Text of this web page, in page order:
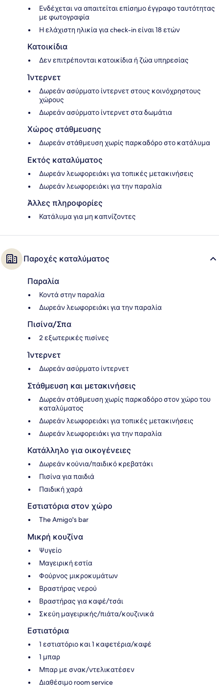
Ενδέχεται να απαιτείται επίσημο έγγραφο ταυτότητας
με φωτογραφία
Η ελάχιστη ηλικία για check-in είναι 18 ετών
Κατοικίδια
Δεν επιτρέπονται κατοικίδια ή ζώα υπηρεσίας
Ίντερνετ
Δωρεάν ασύρματο ίντερνετ στους κοινόχρηστους
χώρους
Δωρεάν ασύρματο ίντερνετ στα δωμάτια
Χώρος στάθμευσης
Δωρεάν στάθμευση χωρίς παρκαδόρο στο κατάλυμα
Εκτός καταλύματος
Δωρεάν λεωφορειάκι για τοπικές μετακινήσεις
Δωρεάν λεωφορειάκι για την παραλία
Άλλες πληροφορίες
Κατάλυμα για μη καπνίζοντες
Παροχές καταλύματος
Παραλία
Κοντά στην παραλία
Δωρεάν λεωφορειάκι για την παραλία
Πισίνα/Σπα
2 εξωτερικές πισίνες
Ίντερνετ
Δωρεάν ασύρματο ίντερνετ
Στάθμευση και μετακινήσεις
Δωρεάν στάθμευση χωρίς παρκαδόρο στον χώρο του
καταλύματος
Δωρεάν λεωφορειάκι για τοπικές μετακινήσεις
Δωρεάν λεωφορειάκι για την παραλία
Κατάλληλο για οικογένειες
Δωρεάν κούνια/παιδικό κρεβατάκι
Πισίνα για παιδιά
Παιδική χαρά
Εστιατόρια στον χώρο
The Amigo's bar
Μικρή κουζίνα
Ψυγείο
Μαγειρική εστία
Φούρνος μικροκυμάτων
Βραστήρας νερού
Βραστήρας για καφέ/τσάι
Σκεύη μαγειρικής/πιάτα/κουζινικά
Εστιατόρια
1 εστιατόριο και 1 καφετέρια/καφέ
1 μπαρ
Μπαρ με σνακ/ντελικατέσεν
Διαθέσιμο room service